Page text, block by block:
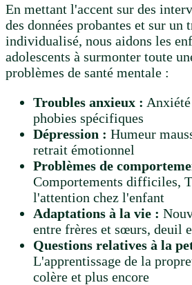
En mettant l'accent sur des
des données probantes et sur un
individualisé, nous aidons les
adolescents à surmonter toute
problèmes de santé mentale :
Troubles anxieux :
phobies spécifiques
Dépression : Humeur
retrait émotionnel
Problèmes de
Comportements difficiles,
l'attention chez l'enfant
Adaptations à la vie :
entre frères et sœurs, deuil
Questions relatives à la
L'apprentissage de la
colère et plus encore